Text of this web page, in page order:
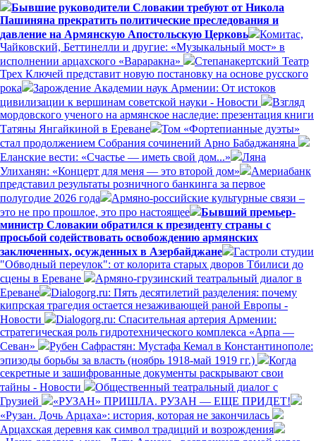
Бывшие руководители Словакии требуют от Никола
Пашиняна прекратить политические преследования и
давление на Армянскую Апостольскую Церковь
Комитас,
Чайковский, Беттинелли и другие: «Музыкальный мост» в
исполнении арцахского «Вараракна»
Степанакертский Театр
Трех Ключей представит новую постановку на основе русского
рока
Зарождение Академии наук Армении: От истоков
цивилизации к вершинам советской науки - Новости
Взгляд
мордовского ученого на армянское наследие: презентация книги
Татяны Янгайкиной в Ереване
Том «Фортепианные дуэты»
стал продолжением Собрания сочинений Арно Бабаджаняна
Еланские вести: «Счастье — иметь свой дом...»
Ляна
Улиханян: «Концерт для меня — это второй дом»
Америабанк
представил результаты розничного банкинга за первое
полугодие 2026 года
Армяно-российские культурные связи –
это не про прошлое, это про настоящее
Бывший премьер-
министр Словакии обратился к президенту страны с
просьбой содействовать освобождению армянских
заключенных, осужденных в Азербайджане
Гастроли студии
"Обводный переулок": от колорита старых дворов Тбилиси до
сцены в Ереване
Армяно-грузинский театральный диалог в
Ереване
Dialogorg.ru: Пять десятилетий разделения: почему
кипрская трагедия остается незаживающей раной Европы -
Новости
Dialogorg.ru: Спасительная артерия Армении:
стратегическая роль гидротехнического комплекса «Арпа —
Севан»
Рубен Сафрастян: Мустафа Кемал в Константинополе:
эпизоды борьбы за власть (ноябрь 1918-май 1919 гг.)
Когда
секретные и зашифрованные документы раскрывают свои
тайны - Новости
Общественный театральный диалог с
Грузией
«РУЗАН» ПРИШЛА. РУЗАН — ЕЩЕ ПРИДЕТ!
«Рузан. Дочь Арцаха»: история, которая не закончилась
Арцахская деревня как символ традиций и возрождения